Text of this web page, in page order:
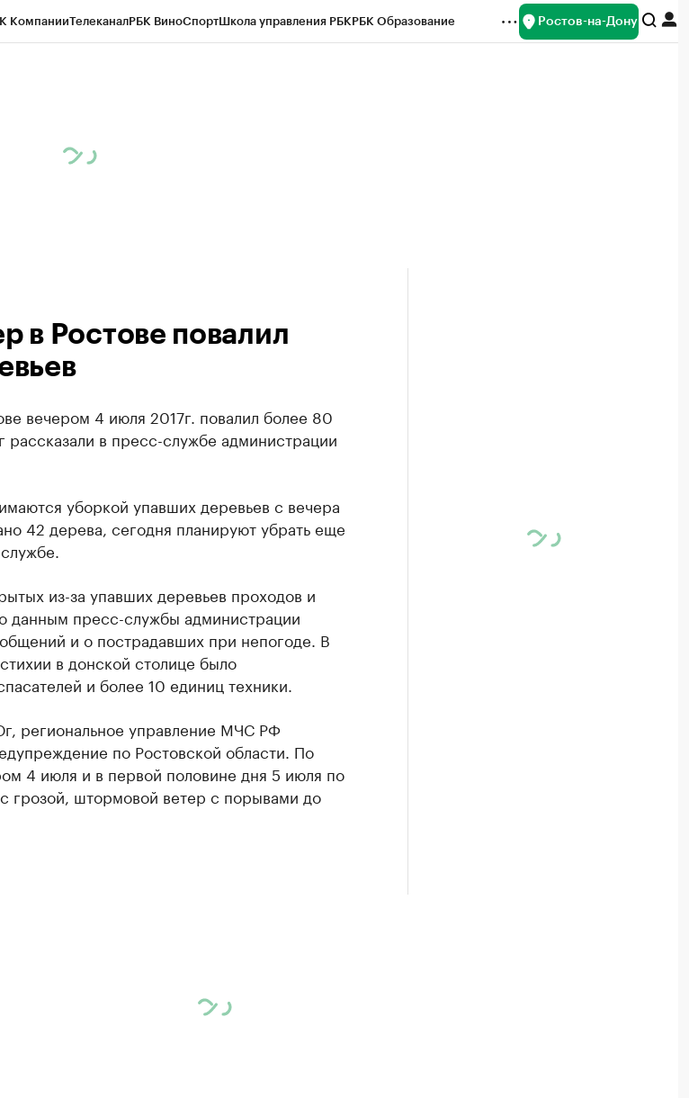
КомпанииТелеканалРБК ВиноСпортШкола управления РБКРБК Образование Ростов-на-Дону
в Ростове повалил
вечером 4 июля 2017г. повалил более 80
в пресс-службе администрации
уборкой упавших деревьев с вечера
42 дерева, сегодня планируют убрать еще
из-за упавших деревьев проходов и
данным пресс-службы администрации
и о пострадавших при непогоде. В
в донской столице было
и более 10 единиц техники.
региональное управление МЧС РФ
по Ростовской области. По
4 июля и в первой половине дня 5 июля по
грозой, штормовой ветер с порывами до